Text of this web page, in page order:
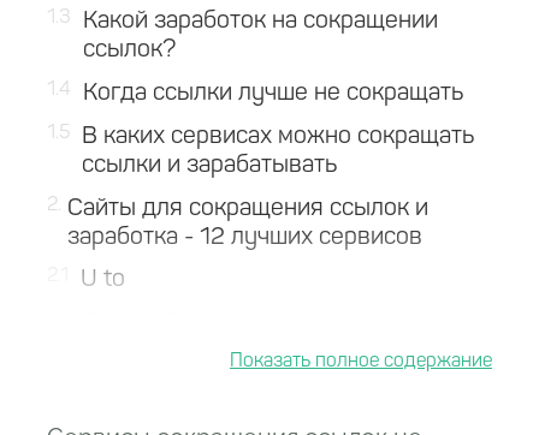
1.3
Какой заработок на сокращении
ссылок?
1.4 Когда ссылки лучше не сокращать
1.5
В каких сервисах можно сокращать
ссылки и зарабатывать
2
Сайты для сокращения ссылок и
заработка - 12 лучших сервисов
U to